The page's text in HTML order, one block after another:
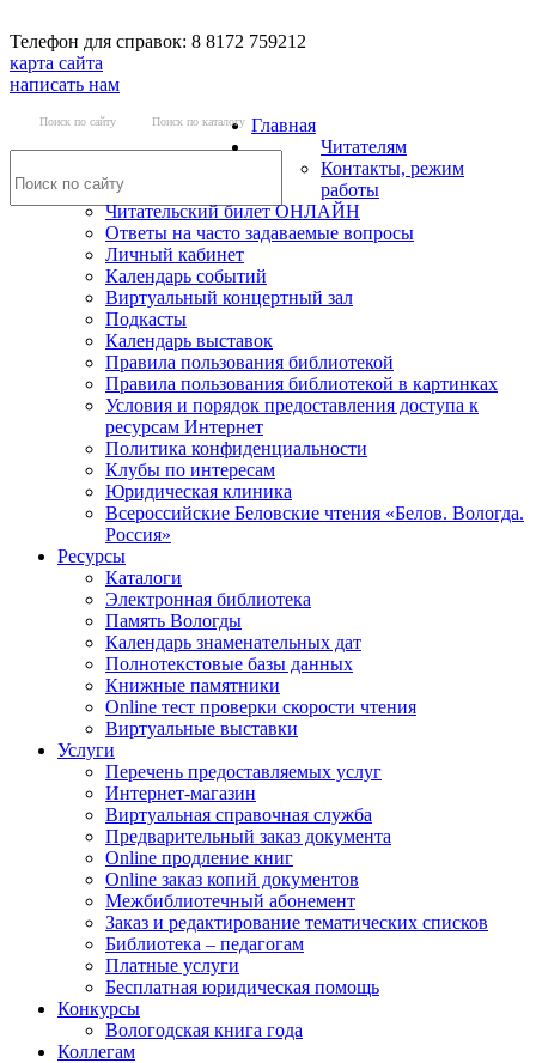
Телефон для справок: 8 8172 759212
карта сайта
написать нам
Поиск по сайту Поиск по каталогу Главная
Читателям
Контакты, режим
работы
Читательский билет ОНЛАЙН
Ответы на часто задаваемые вопросы
Личный кабинет
Календарь событий
Виртуальный концертный зал
Подкасты
Календарь выставок
Правила пользования библиотекой
Правила пользования библиотекой в картинках
Условия и порядок предоставления доступа к
ресурсам Интернет
Политика конфиденциальности
Клубы по интересам
Юридическая клиника
Всероссийские Беловские чтения «Белов. Вологда.
Россия»
Ресурсы
Каталоги
Электронная библиотека
Память Вологды
Календарь знаменательных дат
Полнотекстовые базы данных
Книжные памятники
Online тест проверки скорости чтения
Виртуальные выставки
Услуги
Перечень предоставляемых услуг
Интернет-магазин
Виртуальная справочная служба
Предварительный заказ документа
Online продление книг
Online заказ копий документов
Межбиблиотечный абонемент
Заказ и редактирование тематических списков
Библиотека – педагогам
Платные услуги
Бесплатная юридическая помощь
Конкурсы
Вологодская книга года
Коллегам